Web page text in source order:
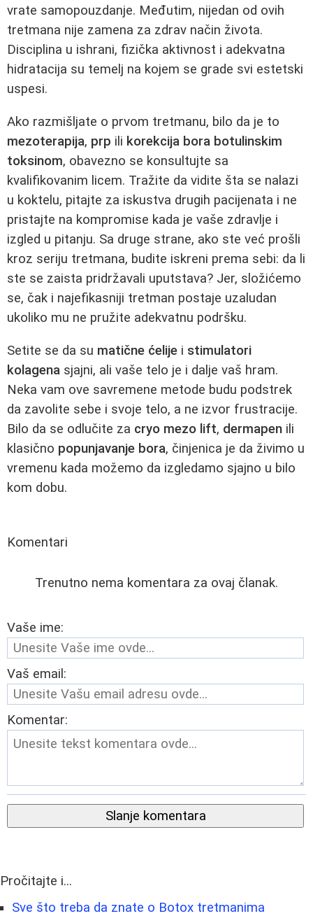
vrate samopouzdanje. Međutim, nijedan od ovih
tretmana nije zamena za zdrav način života.
Disciplina u ishrani, fizička aktivnost i adekvatna
hidratacija su temelj na kojem se grade svi estetski
uspesi.
Ako razmišljate o prvom tretmanu, bilo da je to
mezoterapija, prp ili korekcija bora botulinskim
toksinom, obavezno se konsultujte sa
kvalifikovanim licem. Tražite da vidite šta se nalazi
u koktelu, pitajte za iskustva drugih pacijenata i ne
pristajte na kompromise kada je vaše zdravlje i
izgled u pitanju. Sa druge strane, ako ste već prošli
kroz seriju tretmana, budite iskreni prema sebi: da li
ste se zaista pridržavali uputstava? Jer, složićemo
se, čak i najefikasniji tretman postaje uzaludan
ukoliko mu ne pružite adekvatnu podršku.
Setite se da su matične ćelije i stimulatori
kolagena sjajni, ali vaše telo je i dalje vaš hram.
Neka vam ove savremene metode budu podstrek
da zavolite sebe i svoje telo, a ne izvor frustracije.
Bilo da se odlučite za cryo mezo lift, dermapen ili
klasično popunjavanje bora, činjenica je da živimo u
vremenu kada možemo da izgledamo sjajno u bilo
kom dobu.
Komentari
Trenutno nema komentara za ovaj članak.
Vaše ime:
Vaš email:
Komentar:
Slanje komentara
Pročitajte i...
Sve što treba da znate o Botox tretmanima